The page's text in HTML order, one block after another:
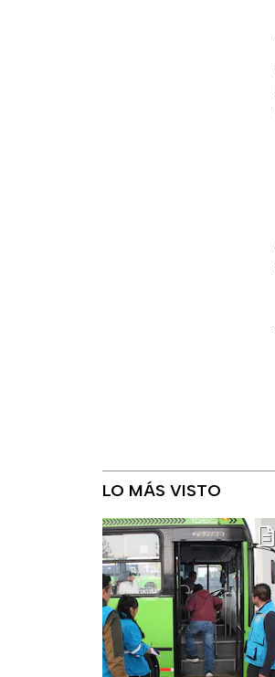
LO MÁS VISTO